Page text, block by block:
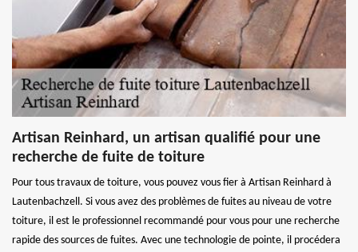
Artisan Reinhard, un artisan qualifié pour une
recherche de fuite de toiture
Pour tous travaux de toiture, vous pouvez vous fier à Artisan Reinhard à
Lautenbachzell. Si vous avez des problèmes de fuites au niveau de votre
toiture, il est le professionnel recommandé pour vous pour une recherche
rapide des sources de fuites. Avec une technologie de pointe, il procédera